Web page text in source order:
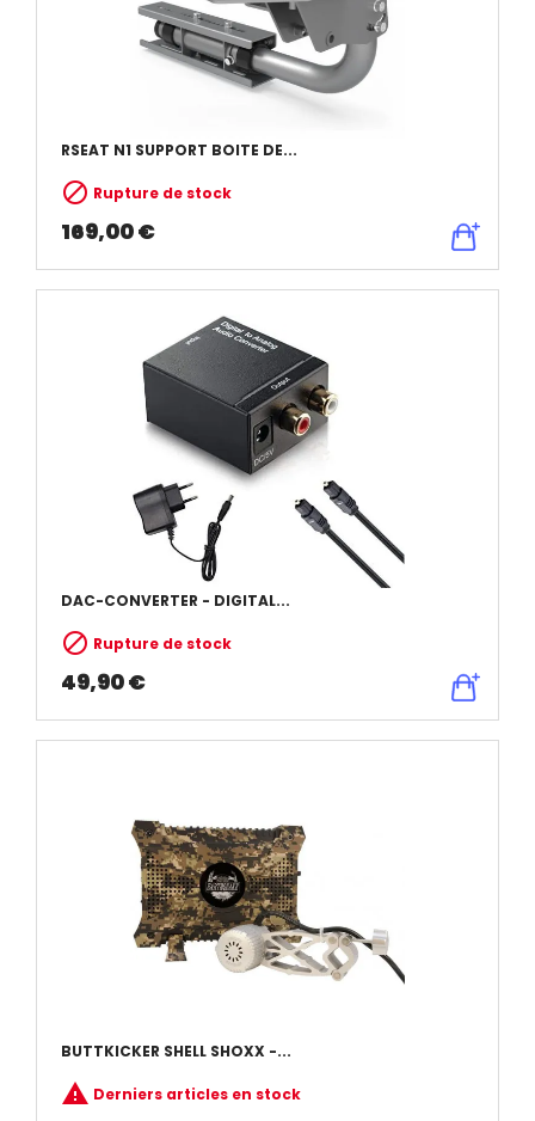
RSEAT N1 SUPPORT BOITE DE...
 Rupture de stock
169,00 €
DAC-CONVERTER - DIGITAL...
 Rupture de stock
49,90 €
BUTTKICKER SHELL SHOXX -...
 Derniers articles en stock